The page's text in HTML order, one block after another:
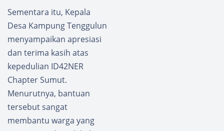
Sementara itu, Kepala
Desa Kampung Tenggulun
menyampaikan apresiasi
dan terima kasih atas
kepedulian ID42NER
Chapter Sumut.
Menurutnya, bantuan
tersebut sangat
membantu warga yang